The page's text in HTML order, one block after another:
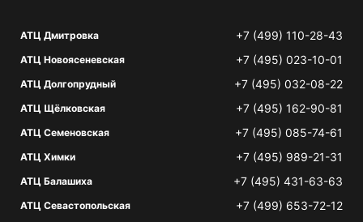
АТЦ Дмитровка +7 (499) 110-28-43
АТЦ Новоясеневская +7 (495) 023-10-01
АТЦ Долгопрудный +7 (495) 032-08-22
АТЦ Щёлковская +7 (495) 162-90-81
АТЦ Семеновская +7 (495) 085-74-61
АТЦ Химки +7 (495) 989-21-31
АТЦ Балашиха +7 (495) 431-63-63
АТЦ Севастопольская +7 (499) 653-72-12